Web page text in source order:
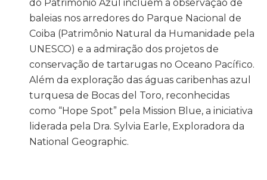
do Patrimônio Azul incluem a observação de
baleias nos arredores do Parque Nacional de
Coiba (Patrimônio Natural da Humanidade pela
UNESCO) e a admiração dos projetos de
conservação de tartarugas no Oceano Pacífico.
Além da exploração das águas caribenhas azul
turquesa de Bocas del Toro, reconhecidas
como “Hope Spot” pela Mission Blue, a iniciativa
liderada pela Dra. Sylvia Earle, Exploradora da
National Geographic.